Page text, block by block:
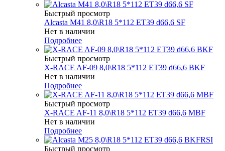
Быстрый просмотр
Alcasta M41 8,0\R18 5*112 ET39 d66,6 SF
Нет в наличии
Подробнее
Быстрый просмотр
X-RACE AF-09 8,0\R18 5*112 ET39 d66,6 BKF
Нет в наличии
Подробнее
Быстрый просмотр
X-RACE AF-11 8,0\R18 5*112 ET39 d66,6 MBF
Нет в наличии
Подробнее
Быстрый просмотр